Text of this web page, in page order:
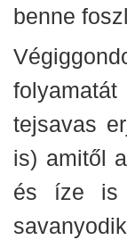
benne
tejsavas
is) amitől
és íze is